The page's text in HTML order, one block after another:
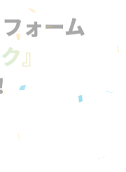
ォーム
』